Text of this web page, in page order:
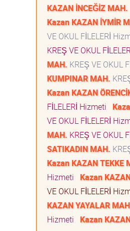
KAZAN İNCEĞİZ MAH.
Kazan KAZAN İYMİR
VE OKUL FİLELERİ
KREŞ VE OKUL
MAH. KREŞ VE OKUL
KUMPINAR MAH.
Kazan KAZAN
FİLELERİ Hizmeti
VE OKUL FİLELERİ
MAH. KREŞ VE OKUL
SATIKADIN MAH.
Kazan KAZAN TEKKE
Hizmeti
Kazan
VE OKUL FİLELERİ
KAZAN YAYALAR
Hizmeti
Kazan